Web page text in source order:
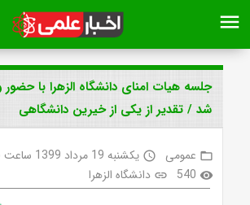
menu
جلسه هیات امنای دانشگاه الزهرا با حضور
شد / تقدیر از یکی از خیرین دانشگاهی
folder_open عمومی access_time یکشنبه 19 مرداد 1399 ساعت 17:56
visibility
540
link دانشگاه الزهرا